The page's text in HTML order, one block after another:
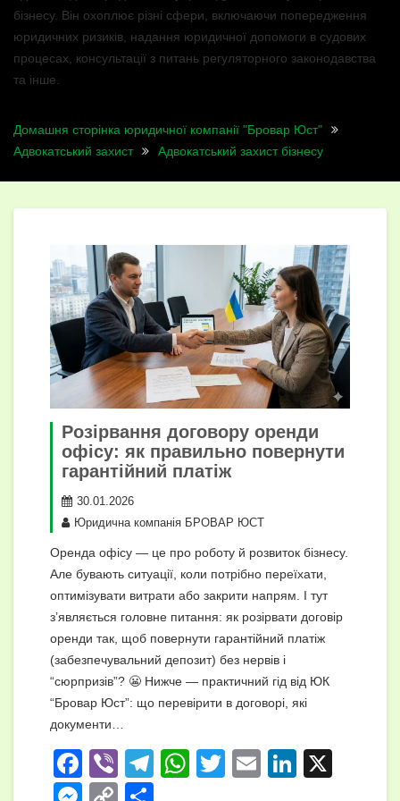
бізнесу. Він охоплює різні сфери, включаючи попередження
юридичних ризиків, надання юридичної допомоги в судових
процесах, консультації з питань регуляторного законодавства
та інше.
Домашня сторінка юридичної компанії "Бровар Юст"
Адвокатський захист
Адвокатський захист бізнесу
Розірвання договору оренди
офісу: як правильно повернути
гарантійний платіж
30.01.2026
Юридична компанія БРОВАР ЮСТ
Оренда офісу — це про роботу й розвиток бізнесу.
Але бувають ситуації, коли потрібно переїхати,
оптимізувати витрати або закрити напрям. І тут
з’являється головне питання: як розірвати договір
оренди так, щоб повернути гарантійний платіж
(забезпечувальний депозит) без нервів і
“сюрпризів”? 😬 Нижче — практичний гід від ЮК
“Бровар Юст”: що перевірити в договорі, які
документи…
F
a
Vi
b
T
W
T
E
Li